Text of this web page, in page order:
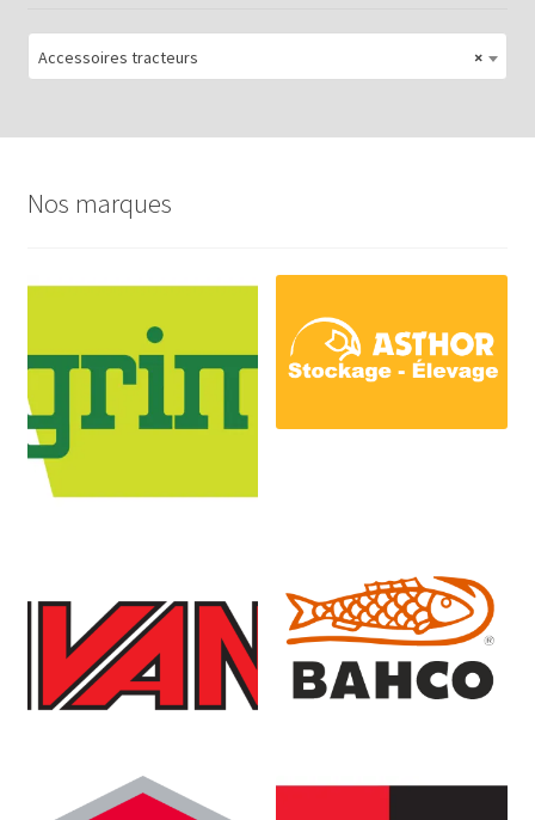
×
Accessoires tracteurs
Nos marques